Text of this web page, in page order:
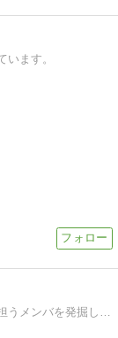
ます。
ＡＫＢ４８グループの第二章を応援次世代を担うメンバを発掘し、応援して行きます